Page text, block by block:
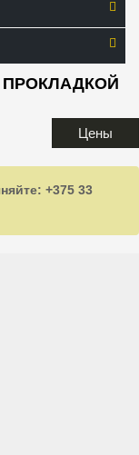
ПРОКЛАДКОЙ
Цены
+375 33